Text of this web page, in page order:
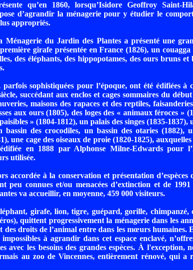
qu’en 1860, lorsqu’Isidore Geoffroy Saint-
d’agrandir la ménagerie pour y étudier le
appropriés.
Ménagerie du Jardin des Plantes a présenté une
girafe présentée en France (1826), un
des éléphants, des hippopotames, des ours bruns et
sophistiquées pour l’époque, ont été édifiées à
succédant aux enclos et cages sommaires du
maisons des rapaces et des reptiles,
aux ours (1805), des loges des « animaux féroces »
» (1804-1812), un palais des singes (1835-1837),
bassin des crocodiles, un bassin des otaries (1882),
une cage des oiseaux de proie (1820-1825), auxquelles
en 1888 par Alphonse Milne-Edwards pour
utilisée.
accordée à la conservation et présentation d’espèces
peu connues et/ou menacées d’extinction et de
va accueillir, en moyenne, 459 000 visiteurs.
girafe, lion, tigre, guépard, gorille, chimpanzé,
quittent progressivement la ménagerie dans les
des droits de l’animal entre dans les mœurs humaines.
à agrandir dans cet espace enclavé,
avec les besoins des grandes espèces. À l'exception,
au zoo de Vincennes, entièrement rénové, qui a